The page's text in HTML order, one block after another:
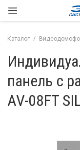
Каталог
панель с
AV-08FT